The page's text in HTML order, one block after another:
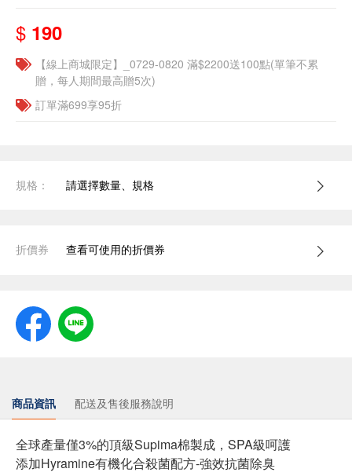
$ 190
【線上商城限定】_0729-0820 滿$2200送100點(單筆不累
贈，每人期間最高贈5次)
訂單滿699享95折
規格： 請選擇數量、規格
折價券 查看可使用的折價券
商品資訊 配送及售後服務說明
全球產量僅3%的頂級Supima棉製成，SPA級呵護
添加Hyramine有機化合殺菌配方-強效抗菌除臭